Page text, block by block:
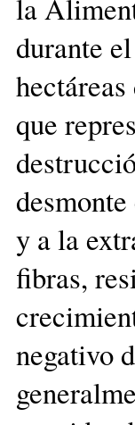
la
durante
que
y a la
fibras,
negativo